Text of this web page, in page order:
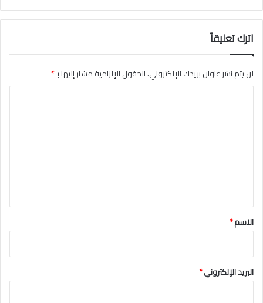
اترك تعليقاً
لن يتم نشر عنوان بريدك الإلكتروني.الحقول الإلزامية مشار إليها بـ*
*
الاسم*
البريد الإلكتروني*